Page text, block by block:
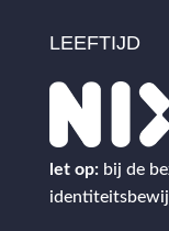
LEEFTIJD
let op: bij de